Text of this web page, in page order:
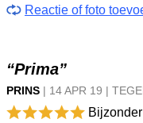
Reactie of foto
“Prima”
PRINS | 14 APR 19 |